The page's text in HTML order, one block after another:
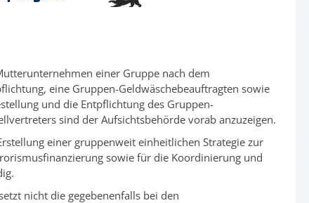
einer Gruppe nach dem
eine Gruppen-Geldwäschebeauftragten sowie
und die Entpflichtung des Gruppen-
sind der Aufsichtsbehörde vorab anzuzeigen.
einer gruppenweit einheitlichen Strategie zur
sowie für die Koordinierung und
nicht die gegebenenfalls bei den